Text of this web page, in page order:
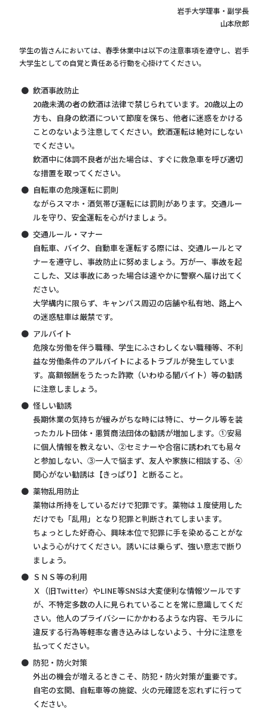
岩手大学理事・副学長
山本欣郎
学生の皆さんにおいては、春季休業中は以下の注意事項を遵守し、岩手
大学生としての自覚と責任ある行動を心掛けてください。
飲酒事故防止
20歳未満の者の飲酒は法律で禁じられています。20歳以上の
方も、自身の飲酒について節度を保ち、他者に迷惑をかける
ことのないよう注意してください。飲酒運転は絶対にしない
でください。
飲酒中に体調不良者が出た場合は、すぐに救急車を呼び適切
な措置を取ってください。
自転車の危険運転に罰則
ながらスマホ・酒気帯び運転には罰則があります。交通ルー
ルを守り、安全運転を心がけましょう。
交通ルール・マナー
自転車、バイク、自動車を運転する際には、交通ルールとマ
ナーを遵守し、事故防止に努めましょう。万が一、事故を起
こした、又は事故にあった場合は速やかに警察へ届け出てく
ださい。
大学構内に限らず、キャンパス周辺の店舗や私有地、路上へ
の迷惑駐車は厳禁です。
アルバイト
危険な労働を伴う職種、学生にふさわしくない職種等、不利
益な労働条件のアルバイトによるトラブルが発生していま
す。高額報酬をうたった詐欺（いわゆる闇バイト）等の勧誘
に注意しましょう。
怪しい勧誘
長期休業の気持ちが緩みがちな時には特に、サークル等を装
ったカルト団体・悪質商法団体の勧誘が増加します。①安易
に個人情報を教えない、②セミナーや合宿に誘われても易々
と参加しない、③一人で悩まず、友人や家族に相談する、④
関心がない勧誘は【きっぱり】と断ること。
薬物乱用防止
薬物は所持をしているだけで犯罪です。薬物は１度使用した
だけでも「乱用」となり犯罪と判断されてしまいます。
ちょっとした好奇心、興味本位で犯罪に手を染めることがな
いよう心がけてください。誘いには乗らず、強い意志で断り
ましょう。
ＳＮＳ等の利用
Ｘ（旧Twitter）やLINE等SNSは大変便利な情報ツールです
が、不特定多数の人に見られていることを常に意識してくだ
さい。他人のプライバシーにかかわるような内容、モラルに
違反する行為等軽率な書き込みはしないよう、十分に注意を
払ってください。
防犯・防火対策
外出の機会が増えるときこそ、防犯・防火対策が重要です。
自宅の玄関、自転車等の施錠、火の元確認を忘れずに行って
ください。